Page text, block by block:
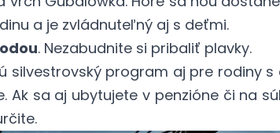
a je zvládnuteľný aj s deťmi.
. Nezabudnite si pribaliť plavky.
silvestrovský program aj pre rodiny
sa aj ubytujete v penzióne či na